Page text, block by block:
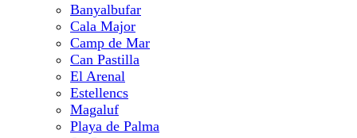
Banyalbufar
Cala Major
Camp de Mar
Can Pastilla
El Arenal
Estellencs
Magaluf
Playa de Palma